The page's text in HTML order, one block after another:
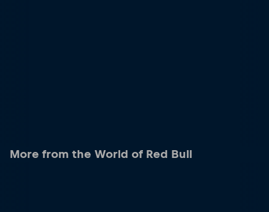
More from the World of Red Bull